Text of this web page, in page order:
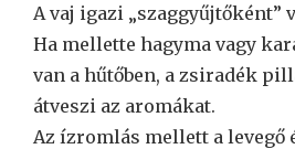
A vaj igazi „szaggyűjtőként”
Ha mellette hagyma vagy
van a hűtőben, a zsiradék
átveszi az aromákat.
Az ízromlás mellett a levegő